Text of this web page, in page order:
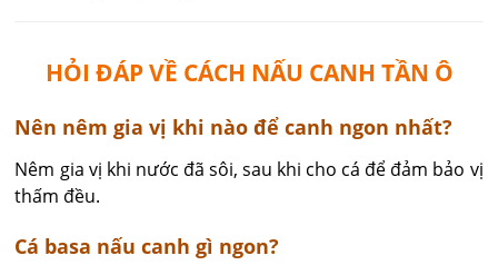
HỎI ĐÁP VỀ CÁCH NẤU CANH TẦN Ô
​Nên nêm gia vị khi nào để canh ngon nhất?
Nêm gia vị khi nước đã sôi, sau khi cho cá để đảm bảo vị
thấm đều.
Cá basa nấu canh gì ngon?